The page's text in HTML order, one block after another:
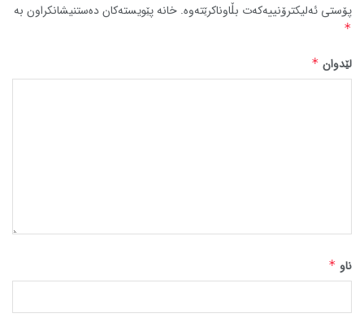
پۆستی ئەلیکترۆنییەکەت بڵاوناکرێتەوە. خانە پێویستەکان دەستنیشانکراون بە
*
لێدوان*
ناو *